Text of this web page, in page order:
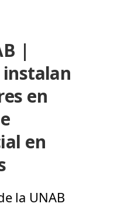
|
instalan
en
en
la UNAB